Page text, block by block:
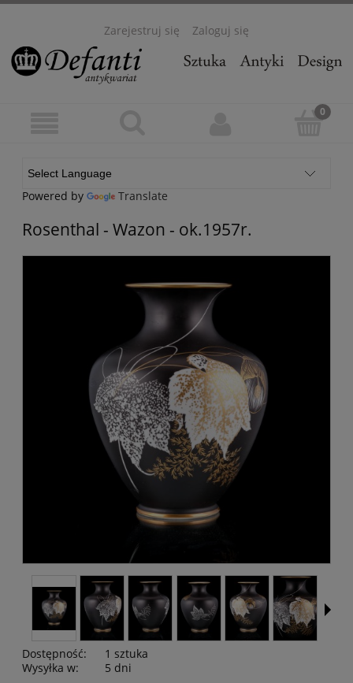
Zarejestruj się Zaloguj się
Powered by Translate
Rosenthal - Wazon - ok.1957r.
Dostępność:
1 sztuka
Wysyłka w:
5 dni